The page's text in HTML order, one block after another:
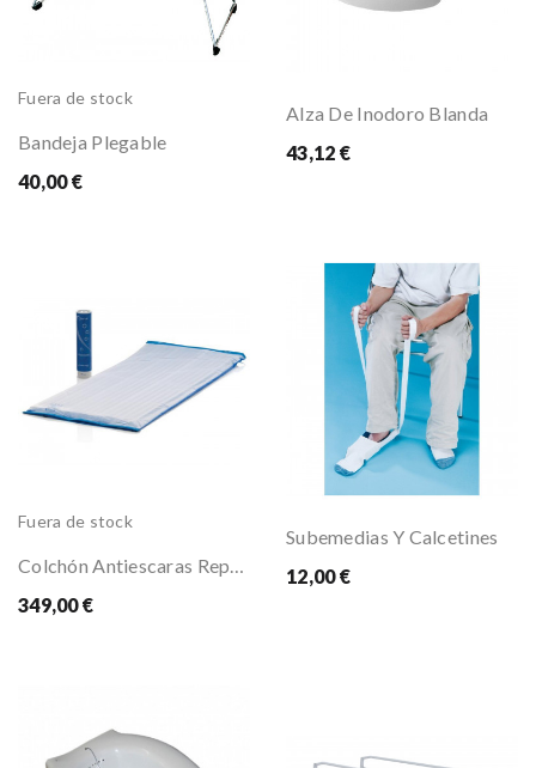
Fuera de stock
Bandeja Plegable
40,00 €
Alza De Inodoro Blanda
43,12 €
Fuera de stock
349,00 €
Subemedias Y Calcetines
12,00 €